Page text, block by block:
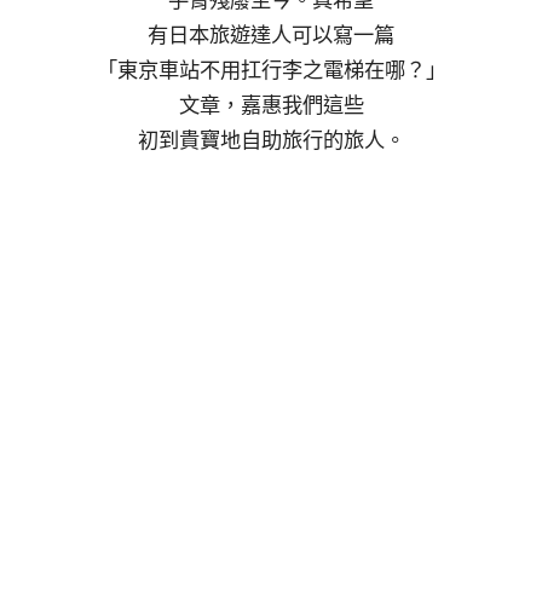
有日本旅遊達人可以寫一篇
「東京車站不用扛行李之電梯在哪？」
文章，嘉惠我們這些
初到貴寶地自助旅行的旅人。